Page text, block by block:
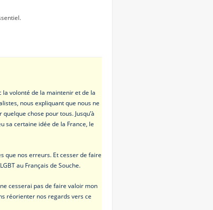
volonté de la maintenir et de la
nous expliquant que nous ne
chose pour tous. Jusqu’à
sa certaine idée de la France, le
que nos erreurs. Et cesser de faire
au Français de Souche.
cesserai pas de faire valoir mon
réorienter nos regards vers ce